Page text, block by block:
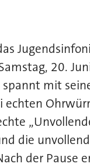
20.
spannt mit
echten
die
der Pause